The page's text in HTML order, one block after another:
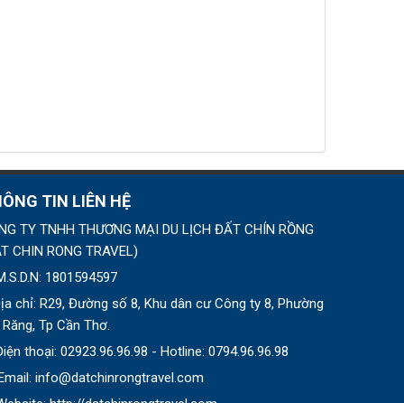
TIN LIÊN HỆ
TY TNHH THƯƠNG MẠI DU LỊCH ĐẤT CHÍN RỒNG
CHIN RONG TRAVEL)
1801594597
chỉ: R29, Đường số 8, Khu dân cư Công ty 8, Phường
Tp Cần Thơ.
thoại: 02923.96.96.98 - Hotline: 0794.96.96.98
info@datchinrongtravel.com